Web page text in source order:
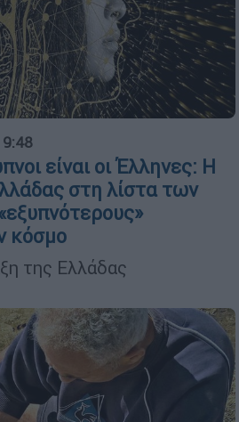
είναι οι Έλληνες: Η
στη λίστα των
κόσμο
της Ελλάδας